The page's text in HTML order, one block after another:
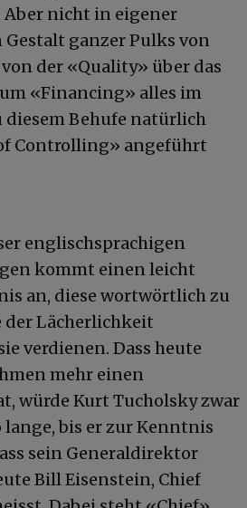
nicht in eigener
ganzer Pulks von
der «Quality» über das
«Financing» alles im
diesem Behufe natürlich
Controlling» angeführt
englischsprachigen
kommt einen leicht
an, diese wortwörtlich zu
der Lächerlichkeit
verdienen. Dass heute
mehr einen
würde Kurt Tucholsky zwar
lange, bis er zur Kenntnis
sein Generaldirektor
Bill Eisenstein, Chief